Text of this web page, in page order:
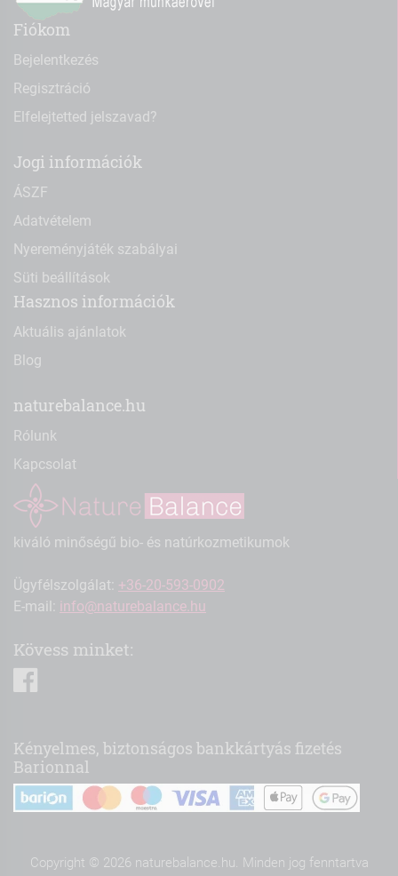
Fiókom
Bejelentkezés
Regisztráció
Elfelejtetted jelszavad?
Jogi információk
ÁSZF
Adatvételem
Nyereményjáték szabályai
Süti beállítások
Hasznos információk
Aktuális ajánlatok
Blog
naturebalance.hu
Rólunk
Kapcsolat
kiváló minőségű bio- és natúrkozmetikumok
Ügyfélszolgálat: +36-20-593-0902
E-mail: info@naturebalance.hu
Kövess minket:
Kényelmes, biztonságos bankkártyás fizetés
Barionnal
Copyright © 2026 naturebalance.hu. Minden jog fenntartva